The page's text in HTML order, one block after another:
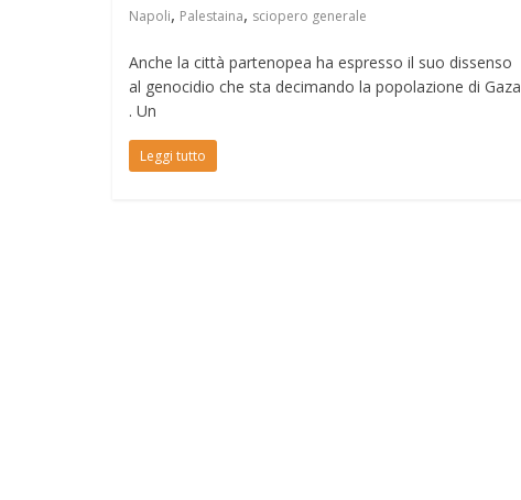
Napoli, Palestaina, sciopero generale
Anche la città partenopea ha espresso il suo dissenso
al genocidio che sta decimando la popolazione di Gaza
. Un
Leggi tutto